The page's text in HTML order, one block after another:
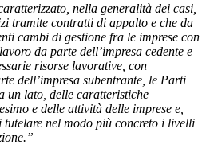
nella generalità dei casi,
tramite contratti di appalto e che da
cambi di gestione fra le imprese con
da parte dell’impresa cedente e
risorse lavorative, con
dell’impresa subentrante, le Parti
un lato, delle caratteristiche
e delle attività delle imprese e,
tutelare nel modo più concreto i livelli